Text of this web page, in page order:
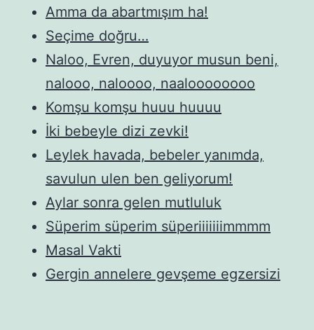
Amma da abartmışım ha!
Seçime doğru…
Naloo, Evren, duyuyor musun beni,
nalooo, naloooo, naaloooooooo
Komşu komşu huuu huuuu
İki bebeyle dizi zevki!
Leylek havada, bebeler yanımda,
savulun ulen ben geliyorum!
Aylar sonra gelen mutluluk
Süperim süperim süperiiiiiiimmmm
Masal Vakti
Gergin annelere gevşeme egzersizi